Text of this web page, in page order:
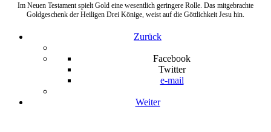
Im Neuen Testament spielt Gold eine wesentlich geringere Rolle. Das mitgebrachte
Goldgeschenk der Heiligen Drei Könige, weist auf die Göttlichkeit Jesu hin.
Zurück
Facebook
Twitter
e-mail
Weiter